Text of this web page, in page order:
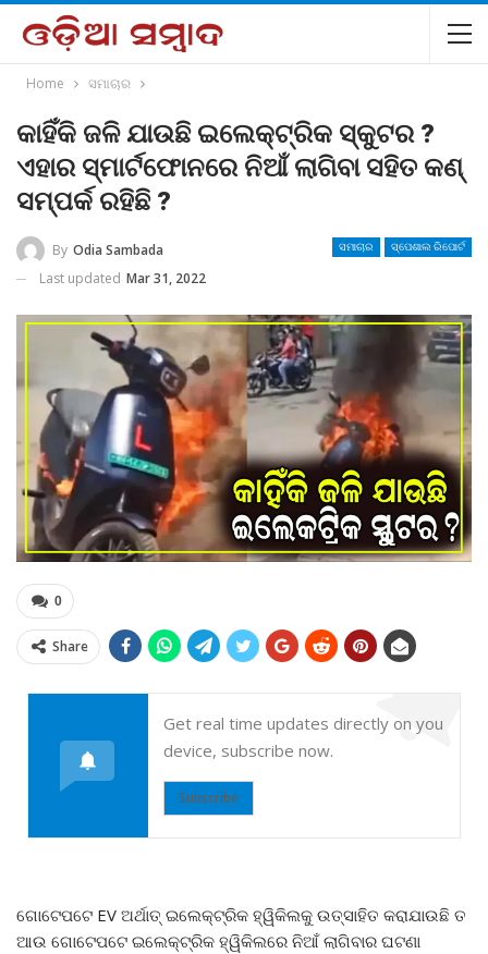
Home ସମାଚାର
କାହିଁକି ଜଳି ଯାଉଛି ଇଲେକ୍ଟ୍ରିକ ସ୍କୁଟର ?
ଏହାର ସ୍ମାର୍ଟଫୋନରେ ନିଆଁ ଲାଗିବା ସହିତ କଣ୍
ସମ୍ପର୍କ ରହିଛି ?
ସମାଚାର ସ୍ପେଶାଲ ରିପୋର୍ଟ
By Odia Sambada
Last updated Mar 31, 2022
0
Share
Get real time updates directly on you
device, subscribe now.
Subscribe
ଗୋଟେପଟେ EV ଅର୍ଥାତ୍ ଇଲେକ୍ଟ୍ରିକ ହ୍ୱିକିଲକୁ ଉତ୍ସାହିତ କରାଯାଉଛି ତ
ଆଉ ଗୋଟେପଟେ ଇଲେକ୍ଟ୍ରିକ ହ୍ୱିକିଲରେ ନିଆଁ ଲାଗିବାର ଘଟଣା